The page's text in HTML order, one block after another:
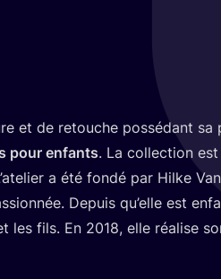
et de retouche pos­sé­dant sa
pour enfants. La col­lec­tion
a été fon­dé par Hilke
Depuis qu’elle est
les fils. En 2018, elle réa­lise